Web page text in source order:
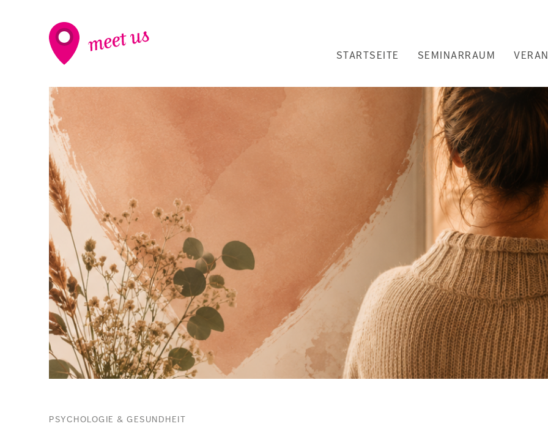
meet
us
-
Seminarraum
Hauptnavigation
STARTSEITE SEMINARRAUM
PSYCHOLOGIE & GESUNDHEIT